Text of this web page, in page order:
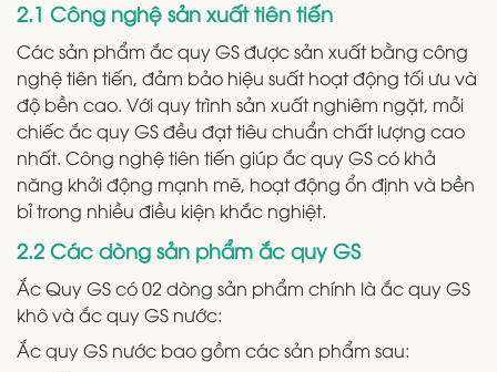
2.1 Công nghệ sản xuất tiên tiến
Các sản phẩm ắc quy GS được sản xuất bằng công
nghệ tiên tiến, đảm bảo hiệu suất hoạt động tối ưu và
độ bền cao. Với quy trình sản xuất nghiêm ngặt, mỗi
chiếc ắc quy GS đều đạt tiêu chuẩn chất lượng cao
nhất. Công nghệ tiên tiến giúp ắc quy GS có khả
năng khởi động mạnh mẽ, hoạt động ổn định và bền
bỉ trong nhiều điều kiện khắc nghiệt.
2.2 Các dòng sản phẩm ắc quy GS
Ắc Quy GS có 02 dòng sản phẩm chính là ắc quy GS
khô và ắc quy GS nước:
Ắc quy GS nước bao gồm các sản phẩm sau: